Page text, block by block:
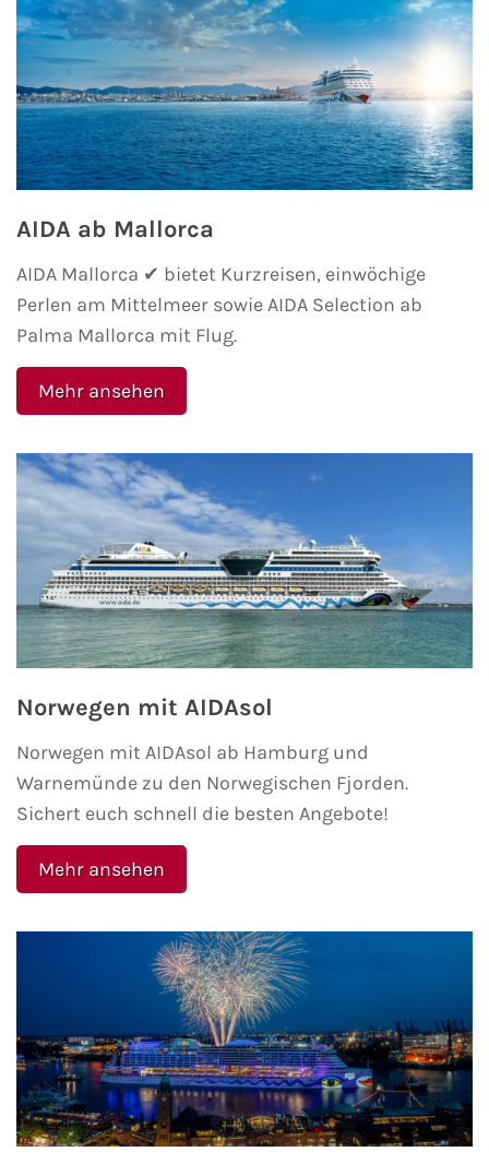
AIDA ab Mallorca
AIDA Mallorca ✔ bietet Kurzreisen, einwöchige
Perlen am Mittelmeer sowie AIDA Selection ab
Palma Mallorca mit Flug.
Mehr ansehen
Norwegen mit AIDAsol
Norwegen mit AIDAsol ab Hamburg und
Warnemünde zu den Norwegischen Fjorden.
Sichert euch schnell die besten Angebote!
Mehr ansehen